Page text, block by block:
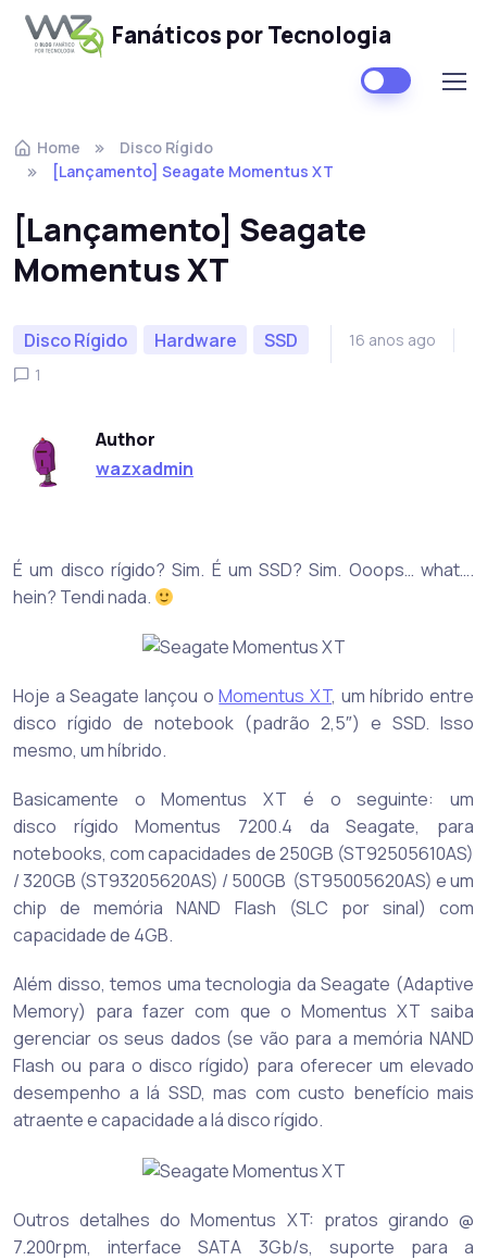
Fanáticos por Tecnologia
Home
Disco Rígido
[Lançamento] Seagate Momentus XT
[Lançamento] Seagate
Momentus XT
Disco Rígido Hardware SSD
16 anos ago
1
Author
wazxadmin
É um disco rígido? Sim. É um SSD? Sim. Ooops… what….
hein? Tendi nada.
Hoje a Seagate lançou oMomentus XT, um híbrido entre
disco rígido de notebook (padrão 2,5″) e SSD. Isso
mesmo, um híbrido.
Basicamente o Momentus XT é o seguinte: um
disco rígido Momentus 7200.4 da Seagate, para
notebooks, com capacidades de 250GB (ST92505610AS)
/ 320GB (ST93205620AS) / 500GB (ST95005620AS) e um
chip de memória NAND Flash (SLC por sinal) com
capacidade de 4GB.
Além disso, temos uma tecnologia da Seagate (Adaptive
Memory) para fazer com que o Momentus XT saiba
gerenciar os seus dados (se vão para a memória NAND
Flash ou para o disco rígido) para oferecer um elevado
desempenho a lá SSD, mas com custo benefício mais
atraente e capacidade a lá disco rígido.
Outros detalhes do Momentus XT: pratos girando @
7.200rpm, interface SATA 3Gb/s, suporte para a